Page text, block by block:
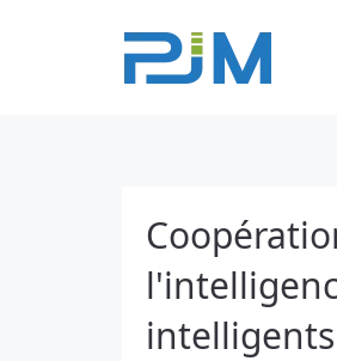
intelligents